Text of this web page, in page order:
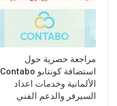
مراجعة حصرية حول
استضافة كونتابو Contabo
الألمانية وخدمات اعداد
السيرفر والدعم الفني